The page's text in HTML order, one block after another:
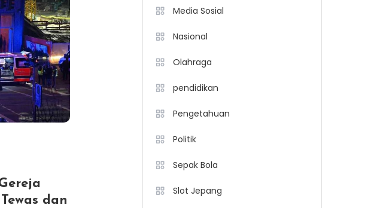
dan
Media Sosial
Nasional
Olahraga
pendidikan
Pengetahuan
Politik
Sepak Bola
Slot Jepang